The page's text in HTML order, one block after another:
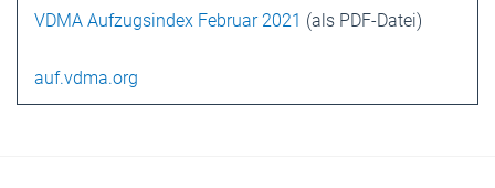
VDMA Aufzugsindex Februar 2021 (als PDF-Datei)
auf.vdma.org